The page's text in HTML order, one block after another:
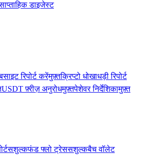
डाइजेस्ट
रिपोर्ट करेंमुफ़्तक्रिप्टो धोखाधड़ी रिपोर्ट
USDT फ़्रीज़ अनुरोधमुफ़्तपेशेवर निर्देशिकामुफ़्त
सशुल्कफंड फ्लो ट्रेससशुल्कबैच वॉलेट